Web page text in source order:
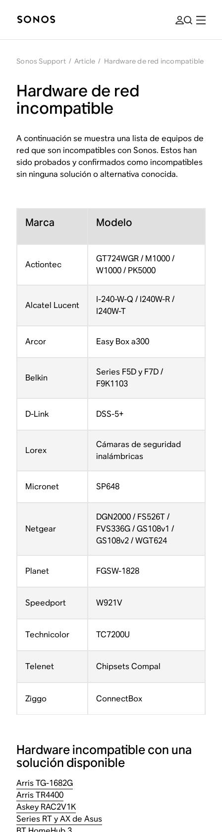
Sonos Support / Article / Hardware de red incompatible
Hardware de red
incompatible
A continuación se muestra una lista de equipos de
red que son incompatibles con Sonos. Estos han
sido probados y confirmados como incompatibles
sin ninguna solución o alternativa conocida.
Marca Modelo
Actiontec
GT724WGR / M1000 /
W1000 / PK5000
Alcatel Lucent
I-240-W-Q / I240W-R /
I240W-T
Arcor Easy Box a300
Belkin
Series F5D y F7D /
F9K1103
D-Link DSS-5+
Lorex
Cámaras de seguridad
inalámbricas
Micronet SP648
Netgear
DGN2000 / FS526T /
FVS336G / GS108v1 /
GS108v2 / WGT624
Planet FGSW-1828
Speedport W921V
Technicolor TC7200U
Telenet Chipsets Compal
Ziggo ConnectBox
Hardware incompatible con una
solución disponible
Arris TG-1682G
Arris TR4400
Askey RAC2V1K
Series RT y AX de Asus